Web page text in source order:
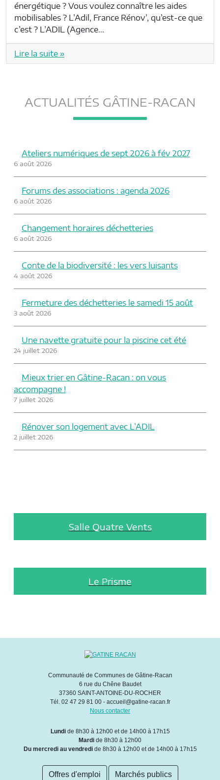
énergétique ? Vous voulez connaître les aides
mobilisables ? L’Adil, France Rénov’, qu’est-ce que
c’est ? L’ADIL (Agence…
Lire la suite »
ACTUALITÉS GÂTINE-RACAN
Ateliers numériques de sept 2026 à fév 2027
6 août 2026
Forums des associations : agenda 2026
6 août 2026
Changement horaires déchetteries
6 août 2026
Conte de la biodiversité : les vers luisants
4 août 2026
Fermeture des déchetteries le samedi 15 août
3 août 2026
Une navette gratuite pour la piscine cet été
24 juillet 2026
Mieux trier en Gâtine-Racan : on vous
accompagne !
7 juillet 2026
Rénover son logement avec L’ADIL
2 juillet 2026
Salle Quatre Vents
Le Prisme
Communauté de Communes de Gâtine-Racan
6 rue du Chêne Baudet
37360 SAINT-ANTOINE-DU-ROCHER
Tél. 02 47 29 81 00 - accueil@gatine-racan.fr
Nous contacter
Lundide 8h30 à 12h00 et de 14h00 à 17h15
Mardi de 8h30 à 12h00
Du mercredi au vendredide 8h30 à 12h00 et de 14h00 à 17h15
Offres d'emploi Marchés publics